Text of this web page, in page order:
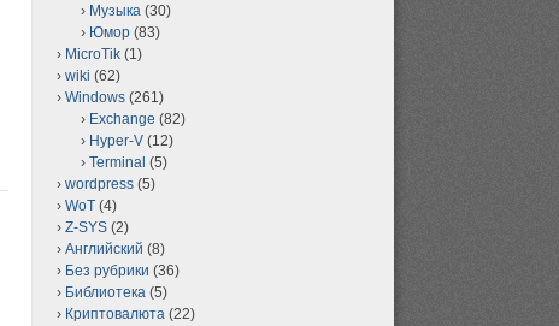
Музыка (30)
Юмор (83)
MicroTik (1)
wiki (62)
Windows (261)
Exchange (82)
Hyper-V (12)
Terminal (5)
wordpress (5)
WoT (4)
Z-SYS (2)
Английский (8)
Без рубрики (36)
Библиотека (5)
Криптовалюта (22)